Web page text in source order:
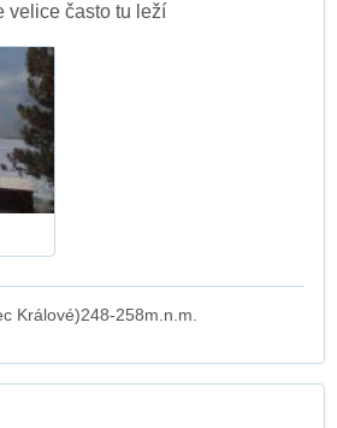
velice často tu leží
Králové)248-258m.n.m.